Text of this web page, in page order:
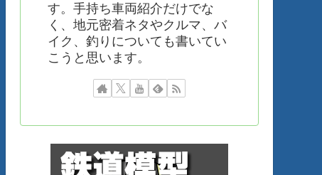
す。手持ち車両紹介だけでな
く、地元密着ネタやクルマ、バ
イク、釣りについても書いてい
こうと思います。